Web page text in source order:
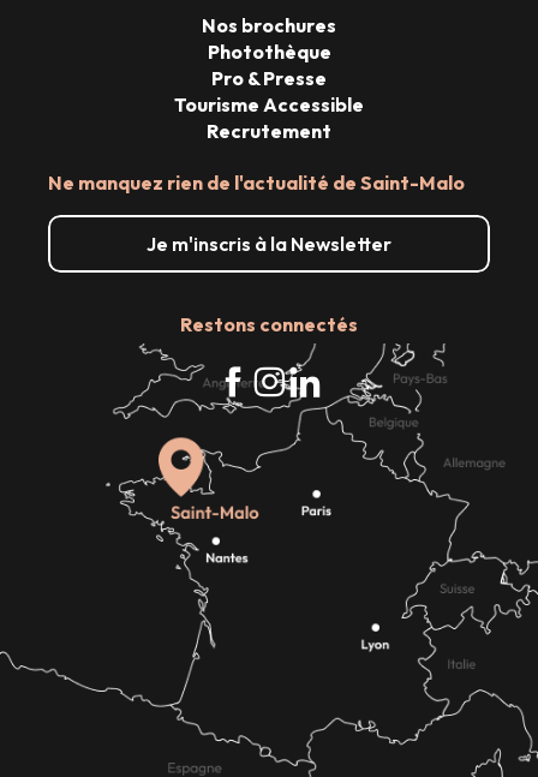
Ne manquez rien de l'actualité de Saint-Malo
Je m'inscris à la Newsletter
Restons connectés
Nos brochures
Photothèque
Pro & Presse
Tourisme Accessible
Recrutement